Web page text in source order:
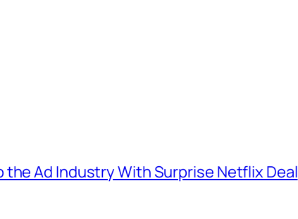
Ad Industry With Surprise Netflix Deal